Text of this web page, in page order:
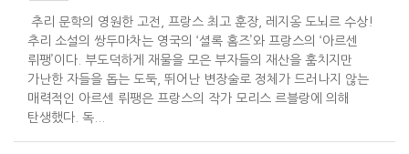
추리 문학의 영원한 고전, 프랑스 최고 훈장, 레지옹 도뇌르 수상!
추리 소설의 쌍두마차는 영국의 ‘셜록 홈즈’와 프랑스의 ‘아르센
뤼팽’이다. 부도덕하게 재물을 모은 부자들의 재산을 훔치지만
가난한 자들을 돕는 도둑, 뛰어난 변장술로 정체가 드러나지 않는
매력적인 아르센 뤼팽은 프랑스의 작가 모리스 르블랑에 의해
탄생했다. 독...